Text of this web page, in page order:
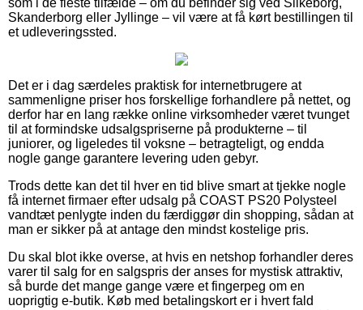
Skanderborg eller Jyllinge – vil være at få kørt bestillingen til
et udleveringssted.
Det er i dag særdeles praktisk for internetbrugere at
sammenligne priser hos forskellige forhandlere på nettet, og
derfor har en lang række online virksomheder været tvunget
til at formindske udsalgspriserne på produkterne – til
juniorer, og ligeledes til voksne – betragteligt, og endda
nogle gange garantere levering uden gebyr.
Trods dette kan det til hver en tid blive smart at tjekke nogle
få internet firmaer efter udsalg på COAST PS20 Polysteel
vandtæt penlygte inden du færdiggør din shopping, sådan at
man er sikker på at antage den mindst kostelige pris.
Du skal blot ikke overse, at hvis en netshop forhandler deres
varer til salg for en salgspris der anses for mystisk attraktiv,
så burde det mange gange være et fingerpeg om en
uoprigtig e-butik. Køb med betalingskort er i hvert fald